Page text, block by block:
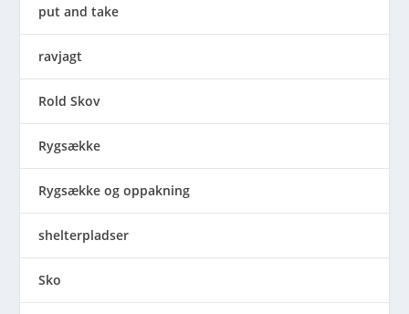
put and take
ravjagt
Rold Skov
Rygsække
Rygsække og oppakning
shelterpladser
Sko